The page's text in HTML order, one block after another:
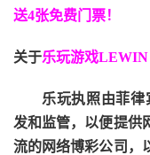
送4张免费门票！
关于乐玩游戏LEWIN
乐玩执照由菲律
发和监管，以便提供
流的网络博彩公司，